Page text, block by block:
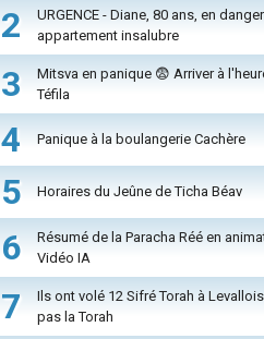
2
URGENCE - Diane, 80 ans, en
appartement insalubre
3
Mitsva en panique 😨 Arriver à
Téfila
4 Panique à la boulangerie Cachère
5 Horaires du Jeûne de Ticha Béav
6
Résumé de la Paracha Réé en
Vidéo IA
7
Ils ont volé 12 Sifré Torah à
pas la Torah